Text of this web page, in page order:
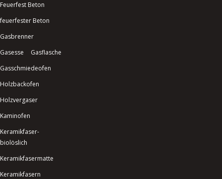
Feuerfest Beton
feuerfester Beton
Gasbrenner
Gasesse
Gasflasche
Gasschmiedeofen
Holzbackofen
Holzvergaser
Kaminofen
Keramikfaser-
biolöslich
Keramikfasermatte
Keramikfasern